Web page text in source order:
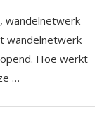
wandelnetwerk
wandelnetwerk
Hoe werkt
…